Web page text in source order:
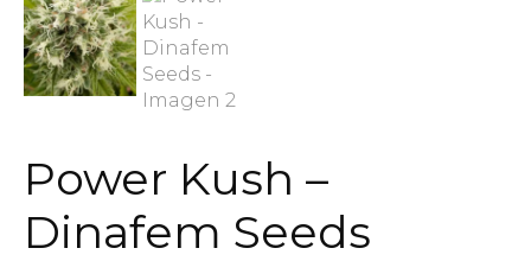
Power Kush –
Dinafem Seeds